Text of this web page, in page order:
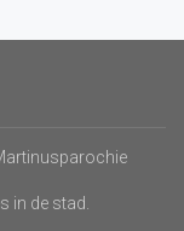
in de stad.